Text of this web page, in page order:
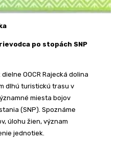
po stopách SNP
OOCR Rajecká dolina
dlhú turistickú trasu v
miesta bojov
(SNP). Spoznáme
úlohu žien, význam
jednotiek.